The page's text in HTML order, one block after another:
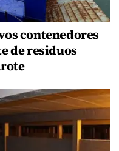
contenedores
de residuos